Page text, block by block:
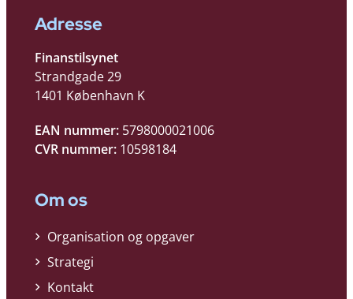
Adresse
Finanstilsynet
Strandgade 29
1401 København K
EAN nummer: 5798000021006
CVR nummer: 10598184
Om os
Organisation og opgaver
Strategi
Kontakt